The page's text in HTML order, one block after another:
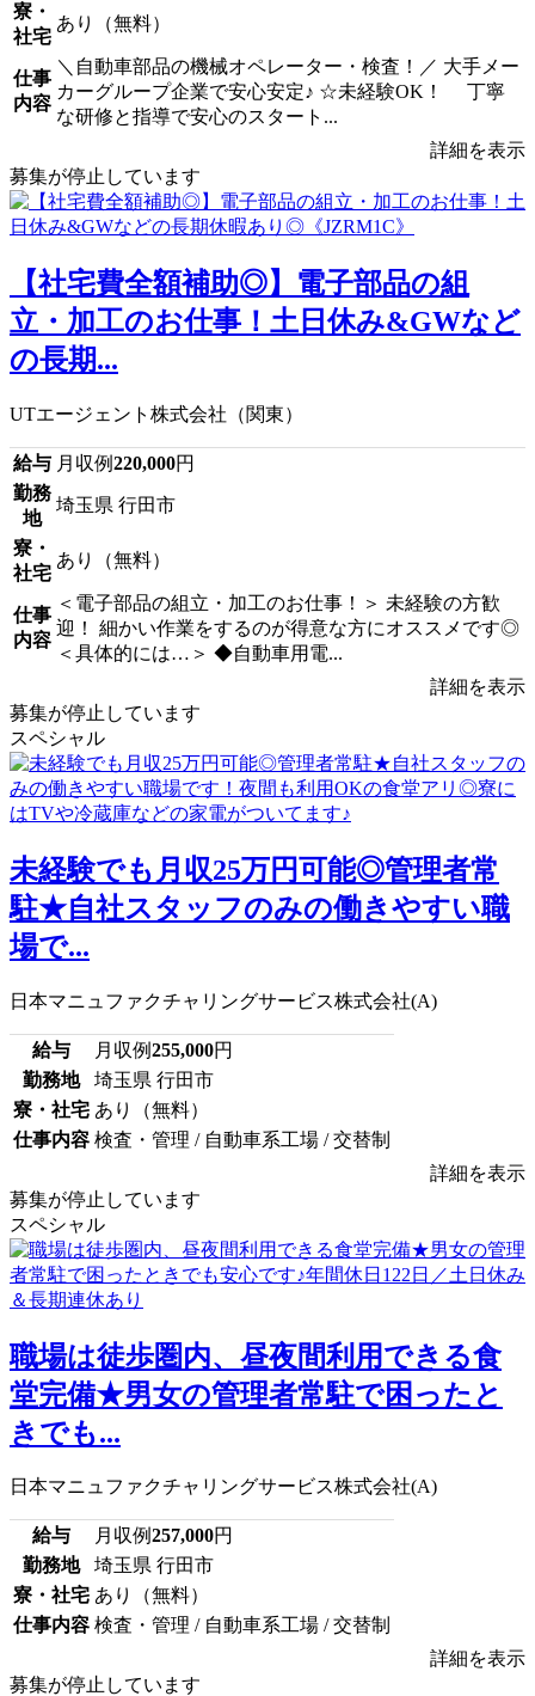
寮・
社宅
あり（無料）
仕事
内容
＼自動車部品の機械オペレーター・検査！／ 大手メー
カーグループ企業で安心安定♪ ☆未経験OK！ 丁寧
な研修と指導で安心のスタート...
詳細を表示
募集が停止しています
【社宅費全額補助◎】電子部品の組
立・加工のお仕事！土日休み&GWなど
の長期...
UTエージェント株式会社（関東）
給与 月収例220,000円
勤務
地
埼玉県 行田市
寮・
社宅
あり（無料）
仕事
内容
＜電子部品の組立・加工のお仕事！＞ 未経験の方歓
迎！ 細かい作業をするのが得意な方にオススメです◎
＜具体的には…＞ ◆自動車用電...
詳細を表示
募集が停止しています
スペシャル
未経験でも月収25万円可能◎管理者常
駐★自社スタッフのみの働きやすい職
場で...
日本マニュファクチャリングサービス株式会社(A)
給与 月収例255,000円
勤務地
埼玉県 行田市
寮・社宅 あり（無料）
仕事内容 検査・管理 / 自動車系工場 / 交替制
詳細を表示
募集が停止しています
スペシャル
職場は徒歩圏内、昼夜間利用できる食
堂完備★男女の管理者常駐で困ったと
きでも...
日本マニュファクチャリングサービス株式会社(A)
給与 月収例257,000円
勤務地
埼玉県 行田市
寮・社宅 あり（無料）
仕事内容 検査・管理 / 自動車系工場 / 交替制
詳細を表示
募集が停止しています